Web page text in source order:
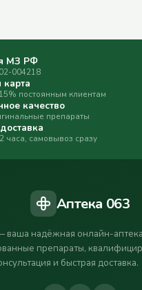
МЗ РФ
004218
карта
постоянным клиентам
качество
препараты
часа, самовывоз сразу
Аптека 063
ваша надёжная онлайн-
препараты,
и быстрая доставка.